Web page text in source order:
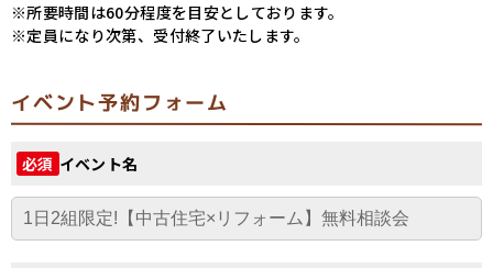
※所要時間は60分程度を目安としております。
※定員になり次第、受付終了いたします。
イベント予約フォーム
必須 イベント名